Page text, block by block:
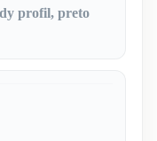
profil, preto